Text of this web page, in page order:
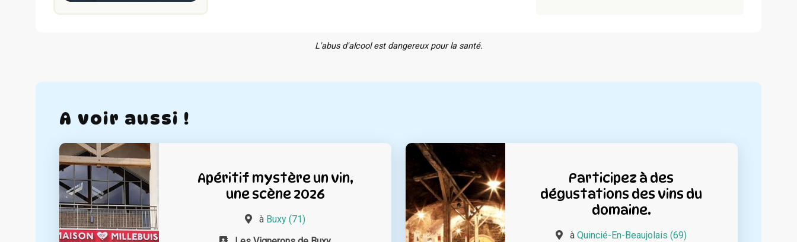
L'abus d'alcool est dangereux pour la santé.
A voir aussi !
Apéritif mystère un vin,
une scène 2026
à Buxy (71)
Participez à des
dégustations des vins du
domaine.
àQuincié-En-Beaujolais (69)